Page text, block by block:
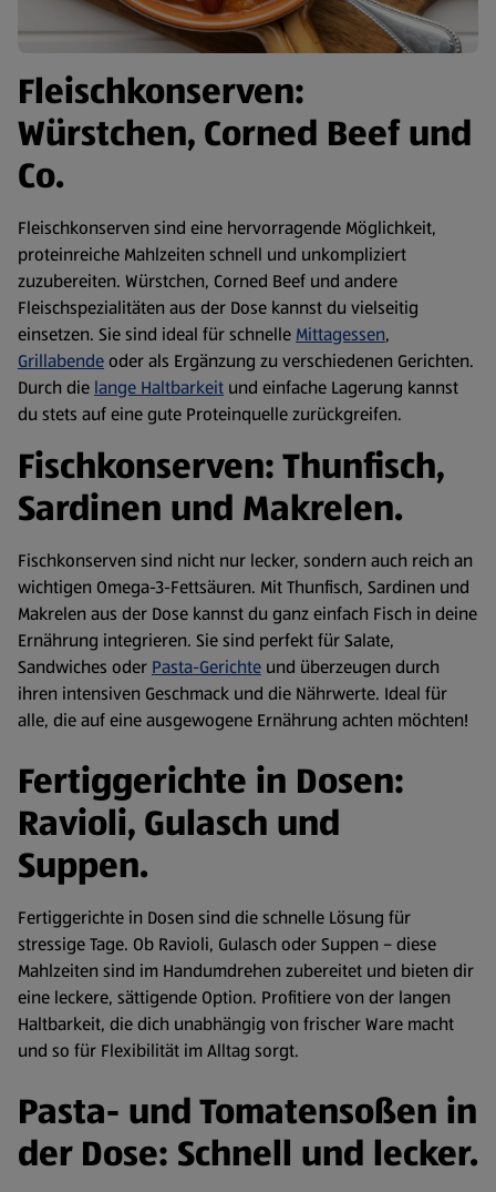
Fleischkonserven:
Würstchen, Corned Beef und
Co.
Fleischkonserven sind eine hervorragende Möglichkeit,
proteinreiche Mahlzeiten schnell und unkompliziert
zuzubereiten. Würstchen, Corned Beef und andere
Fleischspezialitäten aus der Dose kannst du vielseitig
einsetzen. Sie sind ideal für schnelle Mittagessen,
Grillabendeoder als Ergänzung zu verschiedenen Gerichten.
Durch die lange Haltbarkeit und einfache Lagerung kannst
du stets auf eine gute Proteinquelle zurückgreifen.
Fischkonserven: Thunfisch,
Sardinen und Makrelen.
Fischkonserven sind nicht nur lecker, sondern auch reich an
wichtigen Omega-3-Fettsäuren. Mit Thunfisch, Sardinen und
Makrelen aus der Dose kannst du ganz einfach Fisch in deine
Ernährung integrieren. Sie sind perfekt für Salate,
Sandwiches oder Pasta-Gerichte und überzeugen durch
ihren intensiven Geschmack und die Nährwerte. Ideal für
alle, die auf eine ausgewogene Ernährung achten möchten!
Fertiggerichte in Dosen:
Ravioli, Gulasch und
Suppen.
Fertiggerichte in Dosen sind die schnelle Lösung für
stressige Tage. Ob Ravioli, Gulasch oder Suppen – diese
Mahlzeiten sind im Handumdrehen zubereitet und bieten dir
eine leckere, sättigende Option. Profitiere von der langen
Haltbarkeit, die dich unabhängig von frischer Ware macht
und so für Flexibilität im Alltag sorgt.
Pasta- und Tomatensoßen in
der Dose: Schnell und lecker.